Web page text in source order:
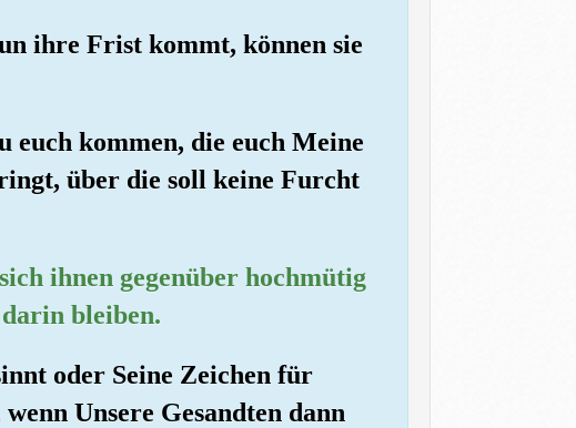
ihre Frist kommt, können sie
euch kommen, die euch Meine
über die soll keine Furcht
ihnen gegenüber hochmütig
bleiben.
oder Seine Zeichen für
Unsere Gesandten dann